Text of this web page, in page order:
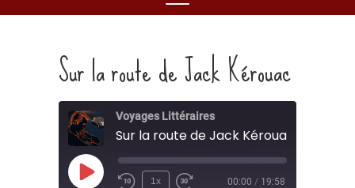
Sur la route de Jack Kérouac
Voyages Littéraires
Sur la route de Jack Kérouac
Play
1x 00:00 / 19:58